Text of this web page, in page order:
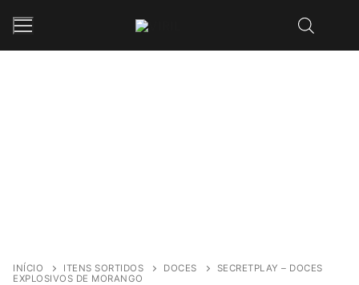
para
conteúdo
INÍCIO ITENS SORTIDOS DOCES
SECRETPLAY – DOCES
EXPLOSIVOS DE MORANGO